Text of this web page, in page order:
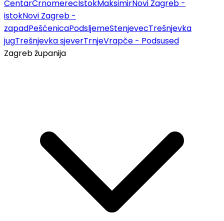
CentarČrnomerecIstokMaksimirNovi Zagreb -
istokNovi Zagreb -
zapadPešćenicaPodsljemeStenjevecTrešnjevka
jugTrešnjevka sjeverTrnjeVrapče - Podsused
Zagreb županija